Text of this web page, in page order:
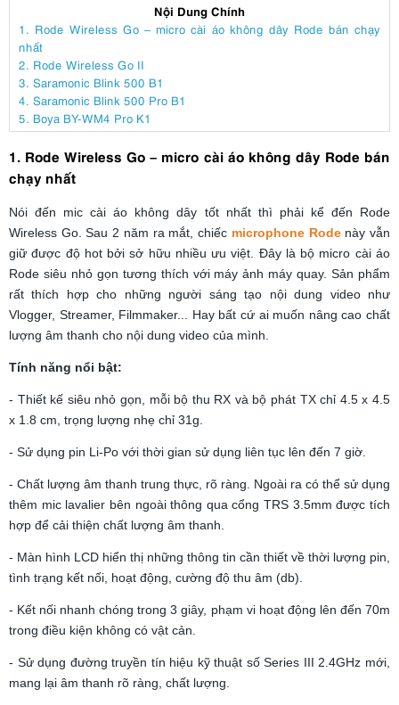
Nội Dung Chính
1. Rode Wireless Go – micro cài áo không dây Rode bán chạy
nhất
2. Rode Wireless Go II
3. Saramonic Blink 500 B1
4. Saramonic Blink 500 Pro B1
5. Boya BY-WM4 Pro K1
1. Rode Wireless Go – micro cài áo không dây Rode bán
chạy nhất
Nói đến mic cài áo không dây tốt nhất thì phải kể đến Rode
Wireless Go. Sau 2 năm ra mắt, chiếc microphone Rodenày vẫn
giữ được độ hot bởi sở hữu nhiều ưu việt. Đây là bộ micro cài áo
Rode siêu nhỏ gọn tương thích với máy ảnh máy quay. Sản phẩm
rất thích hợp cho những người sáng tạo nội dung video như
Vlogger, Streamer, Filmmaker... Hay bất cứ ai muốn nâng cao chất
lượng âm thanh cho nội dung video của mình.
Tính năng nổi bật:
- Thiết kế siêu nhỏ gọn, mỗi bộ thu RX và bộ phát TX chỉ 4.5 x 4.5
x 1.8 cm, trọng lượng nhẹ chỉ 31g.
- Sử dụng pin Li-Po với thời gian sử dụng liên tục lên đến 7 giờ.
- Chất lượng âm thanh trung thực, rõ ràng. Ngoài ra có thể sử dụng
thêm mic lavalier bên ngoài thông qua cổng TRS 3.5mm được tích
hợp để cải thiện chất lượng âm thanh.
- Màn hình LCD hiển thị những thông tin cần thiết về thời lượng pin,
tình trạng kết nối, hoạt động, cường độ thu âm (db).
- Kết nối nhanh chóng trong 3 giây, phạm vi hoạt động lên đến 70m
trong điều kiện không có vật cản.
- Sử dụng đường truyền tín hiệu kỹ thuật số Series III 2.4GHz mới,
mang lại âm thanh rõ ràng, chất lượng.